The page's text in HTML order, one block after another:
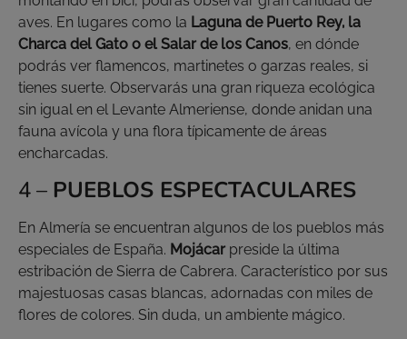
aves. En lugares como la Laguna de Puerto Rey, la
Charca del Gato o el Salar de los Canos, en dónde
podrás ver flamencos, martinetes o garzas reales, si
tienes suerte. Observarás una gran riqueza ecológica
sin igual en el Levante Almeriense, donde anidan una
fauna avícola y una flora típicamente de áreas
encharcadas.
4 – PUEBLOS ESPECTACULARES
En Almería se encuentran algunos de los pueblos más
especiales de España. Mojácar preside la última
estribación de Sierra de Cabrera. Característico por sus
majestuosas casas blancas, adornadas con miles de
flores de colores. Sin duda, un ambiente mágico.